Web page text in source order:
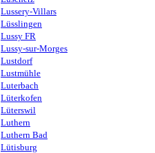
Lussery-Villars
Lüsslingen
Lussy FR
Lussy-sur-Morges
Lustdorf
Lustmühle
Luterbach
Lüterkofen
Lüterswil
Luthern
Luthern Bad
Lütisburg